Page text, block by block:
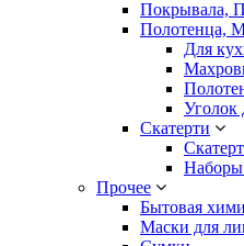
Покрывала,
Полотенца,
Для
Уголок
Скатерти
Наборы
Прочее
Бытовая
Маски для